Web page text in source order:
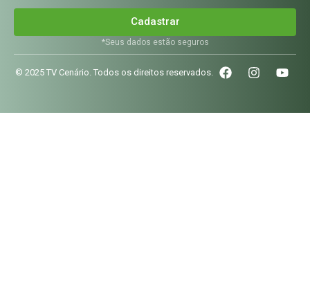
Cadastrar
*Seus dados estão seguros
© 2025 TV Cenário. Todos os direitos reservados.